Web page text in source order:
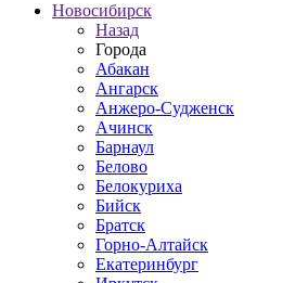
Новосибирск
Назад
Города
Абакан
Ангарск
Анжеро-Судженск
Ачинск
Барнаул
Белово
Белокуриха
Бийск
Братск
Горно-Алтайск
Екатеринбург